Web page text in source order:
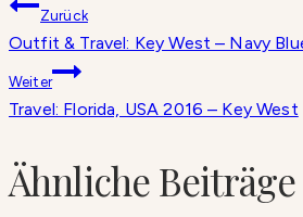
Beitragsnavigation
Zurück
Outfit & Travel: Key West – Navy
Weiter
Travel: Florida, USA 2016 – Key West
Ähnliche Beiträge